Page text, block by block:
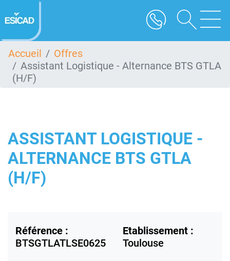
au
contenu
Accueil
Offres
Assistant Logistique - Alternance BTS GTLA
(H/F)
ASSISTANT LOGISTIQUE -
ALTERNANCE BTS GTLA
(H/F)
Référence :
BTSGTLATLSE0625
Etablissement :
Toulouse